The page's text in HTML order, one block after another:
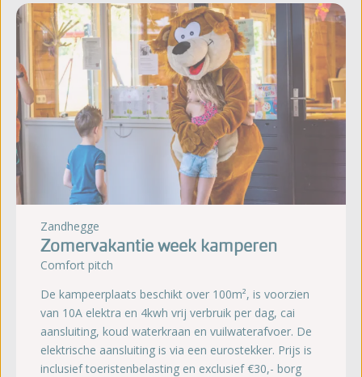
Zandhegge
Zomervakantie week kamperen
Comfort pitch
De kampeerplaats beschikt over 100m², is voorzien
van 10A elektra en 4kwh vrij verbruik per dag, cai
aansluiting, koud waterkraan en vuilwaterafvoer. De
elektrische aansluiting is via een eurostekker. Prijs is
inclusief toeristenbelasting en exclusief €30,- borg